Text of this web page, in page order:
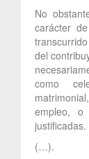
No
carácter
del
como
empleo,
justificadas.
(…).